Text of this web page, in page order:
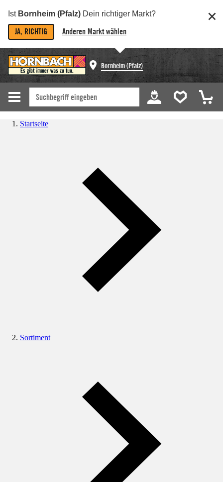
Ist Bornheim (Pfalz) Dein richtiger Markt?
JA, RICHTIG Anderen Markt wählen
Bornheim (Pfalz)
Startseite
Sortiment